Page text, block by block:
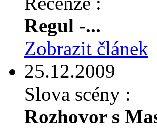
Regul -...
Zobrazit článek
25.12.2009
Slova scény :
Rozhovor s